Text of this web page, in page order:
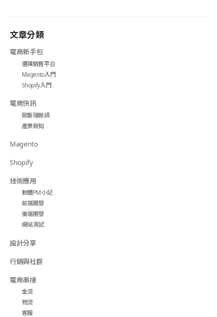
文章分類
電商新手包
選擇銷售平台
Magento入門
Shopify入門
電商快訊
歐斯瑞新訊
產業新知
Magento
Shopify
技術應用
軟體PM小記
前端開發
後端開發
網站測試
設計分享
行銷與社群
電商串接
金流
物流
客服